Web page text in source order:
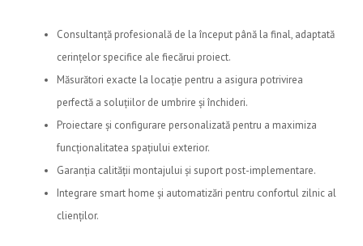
Consultanță profesională de la început până la final, adaptată
cerințelor specifice ale fiecărui proiect.
Măsurători exacte la locație pentru a asigura potrivirea
perfectă a soluțiilor de umbrire și închideri.
Proiectare și configurare personalizată pentru a maximiza
funcționalitatea spațiului exterior.
Garanția calității montajului și suport post-implementare.
Integrare smart home și automatizări pentru confortul zilnic al
clienților.